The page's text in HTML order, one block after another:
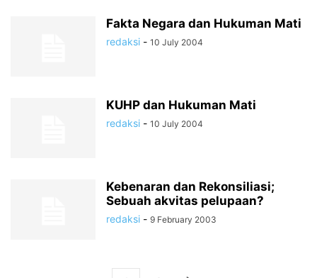
Fakta Negara dan Hukuman Mati
redaksi - 10 July 2004
KUHP dan Hukuman Mati
redaksi - 10 July 2004
Kebenaran dan Rekonsiliasi;
Sebuah akvitas pelupaan?
redaksi - 9 February 2003